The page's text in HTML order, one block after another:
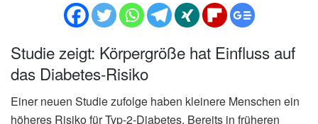
Studie zeigt: Körpergröße hat Einfluss auf
das Diabetes-Risiko
Einer neuen Studie zufolge haben kleinere Menschen ein
höheres Risiko für Typ-2-Diabetes. Bereits in früheren